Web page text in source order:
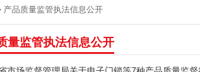
产品质量监管执法信息公开
量监管执法信息公开